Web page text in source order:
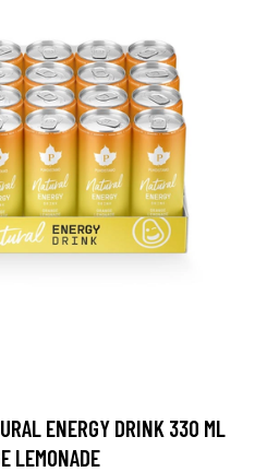
ENERGY DRINK 330 ML
LEMONADE